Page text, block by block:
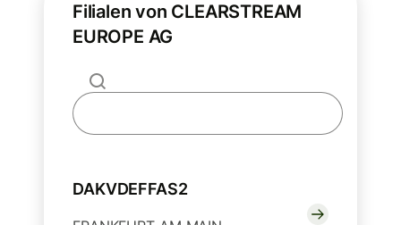
Filialen von CLEARSTREAM
EUROPE AG
DAKVDEFFAS2